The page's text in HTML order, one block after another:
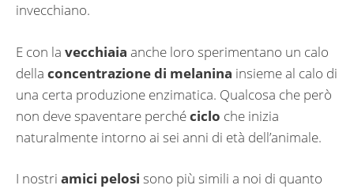
invecchiano.
E con la vecchiaia anche loro sperimentano un calo
della concentrazione di melanina insieme al calo di
una certa produzione enzimatica. Qualcosa che però
non deve spaventare perchéciclo che inizia
naturalmente intorno ai sei anni di età dell’animale.
I nostri amici pelosi sono più simili a noi di quanto